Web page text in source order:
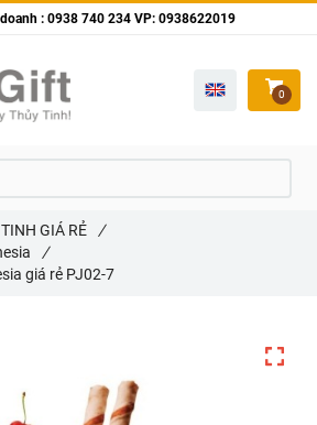
GIÁ RẺ /
/
giá rẻ PJ02-7
: 0938 740 234 VP: 0938622019
0